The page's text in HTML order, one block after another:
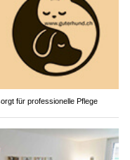
für professionelle Pflege